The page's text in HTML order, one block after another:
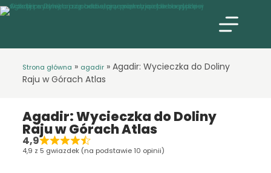
Strona główna » agadir» Agadir: Wycieczka do Doliny
Raju w Górach Atlas
Agadir: Wycieczka do Doliny
Raju w Górach Atlas
4,9
4,9 z 5 gwiazdek (na podstawie 10 opinii)